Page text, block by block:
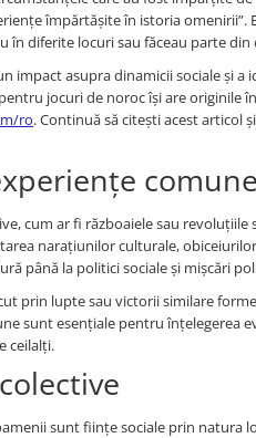
împărtășite în istoria
în diferite locuri sau făceau parte
impact asupra dinamicii sociale și
jocuri de noroc își are originile
ro. Continuă să citești acest articol
cum ar fi războaiele sau
narațiunilor culturale,
până la politici sociale și mișcări
prin lupte sau victorii similare
sunt esențiale pentru înțelegerea
ceilalți.
sunt ființe sociale prin natura